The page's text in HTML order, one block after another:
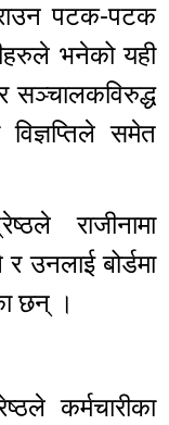
पटक-पटक
भनेको यही
सञ्चालकविरुद्ध
समेत
राजीनामा
उनलाई बोर्डमा
छन् ।
कर्मचारीका